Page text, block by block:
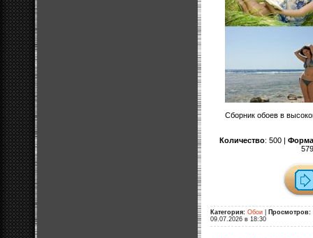
Сборник обоев в
Количество: 500 |
Категория: Обои Просмотров:
09.07.2026 в 18:30